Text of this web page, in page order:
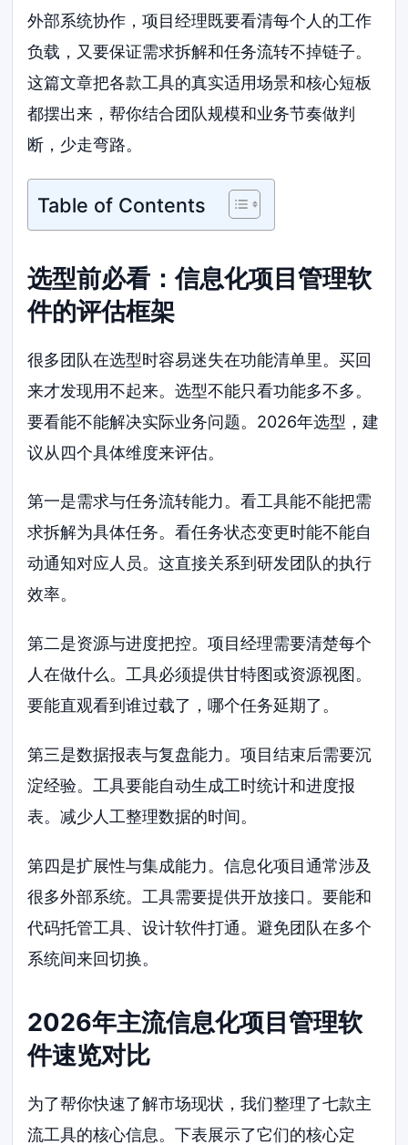
外部系统协作，项目经理既要看清每个人的工作
负载，又要保证需求拆解和任务流转不掉链子。
这篇文章把各款工具的真实适用场景和核心短板
都摆出来，帮你结合团队规模和业务节奏做判
断，少走弯路。
Table of Contents
选型前必看：信息化项目管理软
件的评估框架
很多团队在选型时容易迷失在功能清单里。买回
来才发现用不起来。选型不能只看功能多不多。
要看能不能解决实际业务问题。2026年选型，建
议从四个具体维度来评估。
第一是需求与任务流转能力。看工具能不能把需
求拆解为具体任务。看任务状态变更时能不能自
动通知对应人员。这直接关系到研发团队的执行
效率。
第二是资源与进度把控。项目经理需要清楚每个
人在做什么。工具必须提供甘特图或资源视图。
要能直观看到谁过载了，哪个任务延期了。
第三是数据报表与复盘能力。项目结束后需要沉
淀经验。工具要能自动生成工时统计和进度报
表。减少人工整理数据的时间。
第四是扩展性与集成能力。信息化项目通常涉及
很多外部系统。工具需要提供开放接口。要能和
代码托管工具、设计软件打通。避免团队在多个
系统间来回切换。
2026年主流信息化项目管理软
件速览对比
为了帮你快速了解市场现状，我们整理了七款主
流工具的核心信息。下表展示了它们的核心定